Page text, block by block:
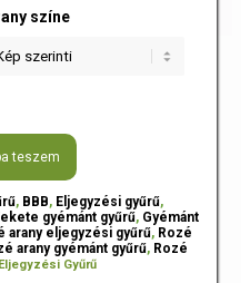
színe
teszem
, BBB, Eljegyzési gyűrű,
gyémánt gyűrű, Gyémánt
arany eljegyzési gyűrű, Rozé
arany gyémánt gyűrű, Rozé
Gyűrű